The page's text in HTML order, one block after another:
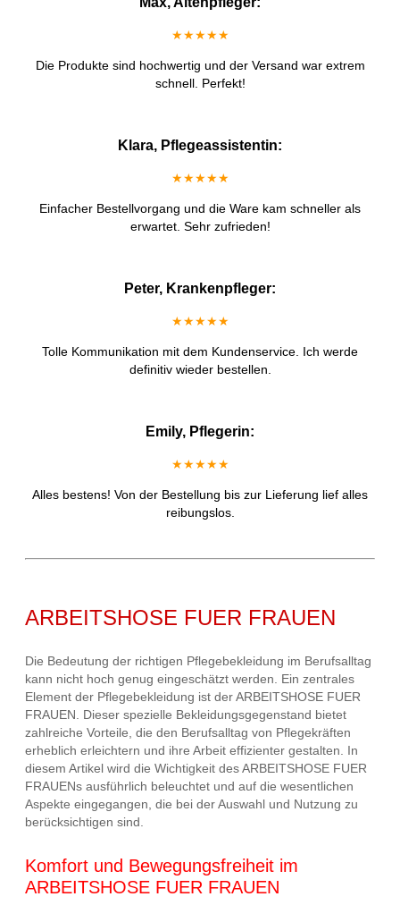
★★★★★
Die Produkte sind hochwertig und der Versand war extrem
schnell. Perfekt!
Klara, Pflegeassistentin:
★★★★★
Einfacher Bestellvorgang und die Ware kam schneller als
erwartet. Sehr zufrieden!
Peter, Krankenpfleger:
★★★★★
Tolle Kommunikation mit dem Kundenservice. Ich werde
definitiv wieder bestellen.
Emily, Pflegerin:
★★★★★
Alles bestens! Von der Bestellung bis zur Lieferung lief alles
reibungslos.
ARBEITSHOSE FUER FRAUEN
Die Bedeutung der richtigen Pflegebekleidung im Berufsalltag
kann nicht hoch genug eingeschätzt werden. Ein zentrales
Element der Pflegebekleidung ist der ARBEITSHOSE FUER
FRAUEN. Dieser spezielle Bekleidungsgegenstand bietet
zahlreiche Vorteile, die den Berufsalltag von Pflegekräften
erheblich erleichtern und ihre Arbeit effizienter gestalten. In
diesem Artikel wird die Wichtigkeit des ARBEITSHOSE FUER
FRAUENs ausführlich beleuchtet und auf die wesentlichen
Aspekte eingegangen, die bei der Auswahl und Nutzung zu
berücksichtigen sind.
Komfort und Bewegungsfreiheit im
ARBEITSHOSE FUER FRAUEN